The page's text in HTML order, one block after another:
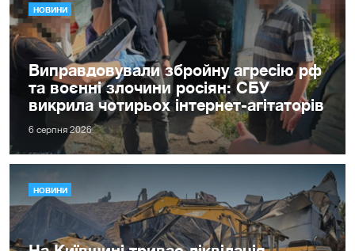
НОВИНИ
Виправдовували збройну агресію рф
та воєнні злочини росіян: СБУ
викрила чотирьох інтернет-агітаторів
6 серпня 2026
НОВИНИ